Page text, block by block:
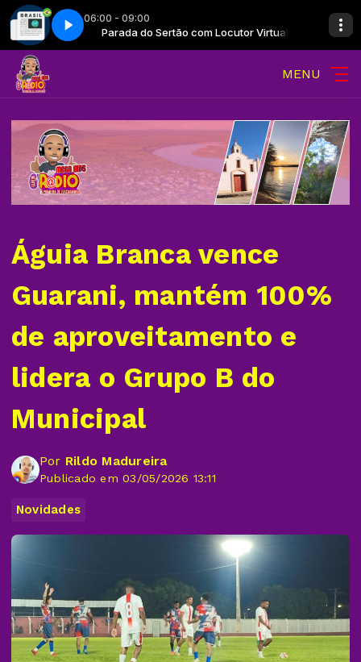
06:00 - 09:00
Virtual Parada do Sertão com Locutor Virtual
Jornal repórter Brasil - Parte 2
MENU
Águia Branca vence
Guarani, mantém 100%
de aproveitamento e
lidera o Grupo B do
Municipal
Por Rildo Madureira
Publicado em 03/05/2026 13:11
Novidades